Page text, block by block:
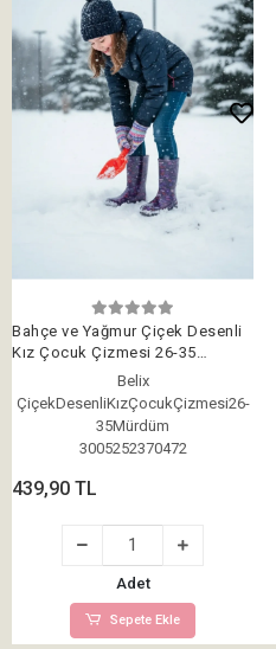
Bahçe ve Yağmur Çiçek Desenli
Kız Çocuk Çizmesi 26-35
Belix
ÇiçekDesenliKızÇocukÇizmesi26-
35Mürdüm
3005252370472
439,90 TL
Adet
Sepete Ekle